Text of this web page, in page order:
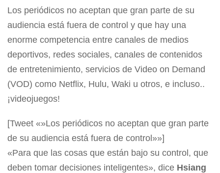
Los periódicos no aceptan que gran parte de su
audiencia está fuera de control y que hay una
enorme competencia entre canales de medios
deportivos, redes sociales, canales de contenidos
de entretenimiento, servicios de Video on Demand
(VOD) como Netflix, Hulu, Waki u otros, e incluso..
¡videojuegos!
[Tweet «»Los periódicos no aceptan que gran parte
de su audiencia está fuera de control»»]
«Para que las cosas que están bajo su control, que
deben tomar decisiones inteligentes», dice Hsiang